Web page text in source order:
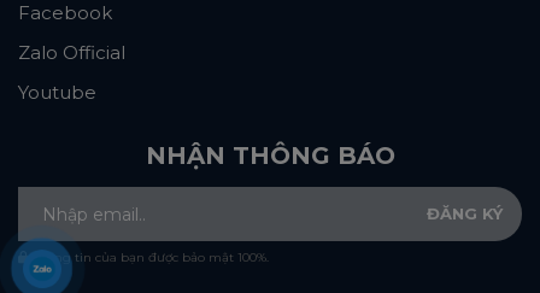
Facebook
Zalo Official
Youtube
NHẬN THÔNG BÁO
Thông tin của bạn được bảo mật 100%.